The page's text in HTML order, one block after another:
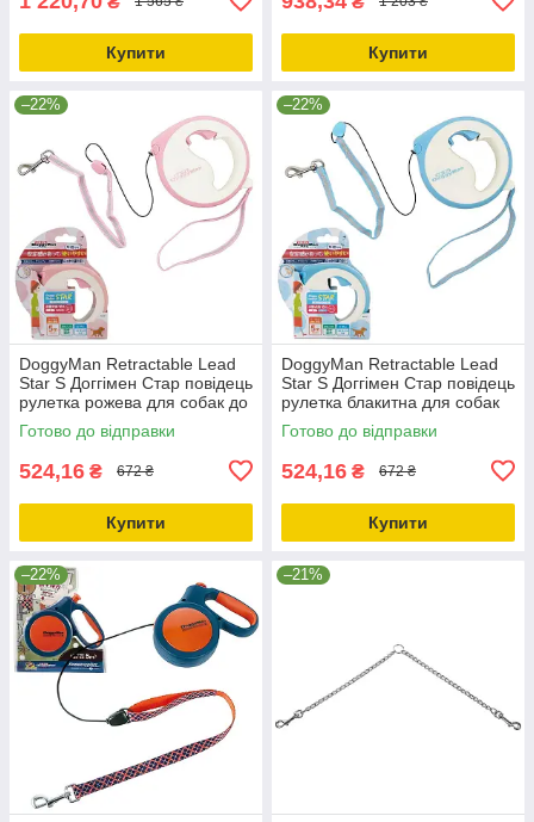
Купити Купити
–22%
DoggyMan Retractable Lead
Star S Доггімен Стар повідець
рулетка рожева для собак до
10кг, трос 5м (92614)
Готово до відправки
524,16 ₴ 672 ₴
Купити
–22%
DoggyMan Retractable Lead
Star S Доггімен Стар повідець
рулетка блакитна для собак
до 10кг, трос 5м (92615)
Готово до відправки
524,16 ₴ 672 ₴
Купити
–22% –21%